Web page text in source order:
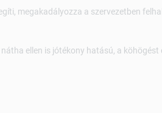
megakadályozza a szervezetben
ellen is jótékony hatású, a köhögést